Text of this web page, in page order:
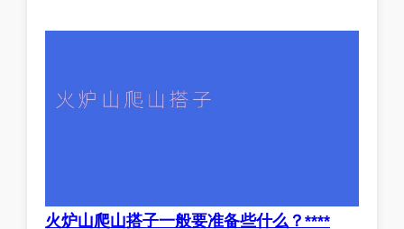
火炉山爬山搭子一般要准备些什么？****